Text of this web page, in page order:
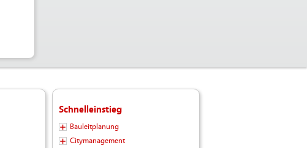
Schnelleinstieg
Bauleitplanung
Citymanagement